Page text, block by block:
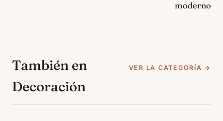
moderno
También en
Decoración
VER LA CATEGORÍA →